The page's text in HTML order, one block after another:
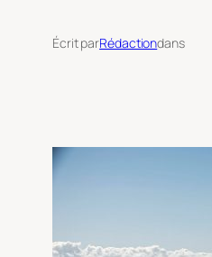
Écrit parRédactiondans